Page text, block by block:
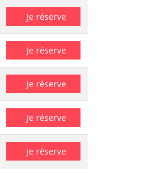
Je réserve
Je réserve
Je réserve
Je réserve
Je réserve